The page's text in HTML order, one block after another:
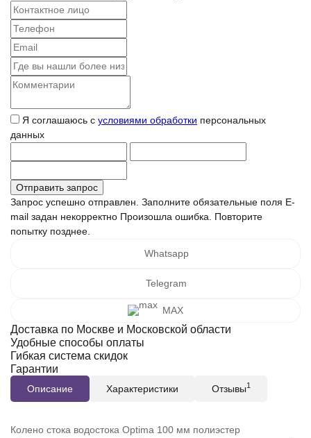
Я соглашаюсь с условиями обработки персональных
данных
Запрос успешно отправлен. Заполните обязательные поля E-
mail задан некорректно Произошла ошибка. Повторите
попытку позднее.
Whatsapp
Telegram
MAX
Доставка по Москве и Московской области
Удобные способы оплаты
Гибкая система скидок
Гарантии
Описание Характеристики Отзывы1
Колено стока водостока Optima 100 мм полиэстер